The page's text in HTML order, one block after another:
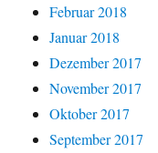
Februar 2018
Januar 2018
Dezember 2017
November 2017
Oktober 2017
September 2017